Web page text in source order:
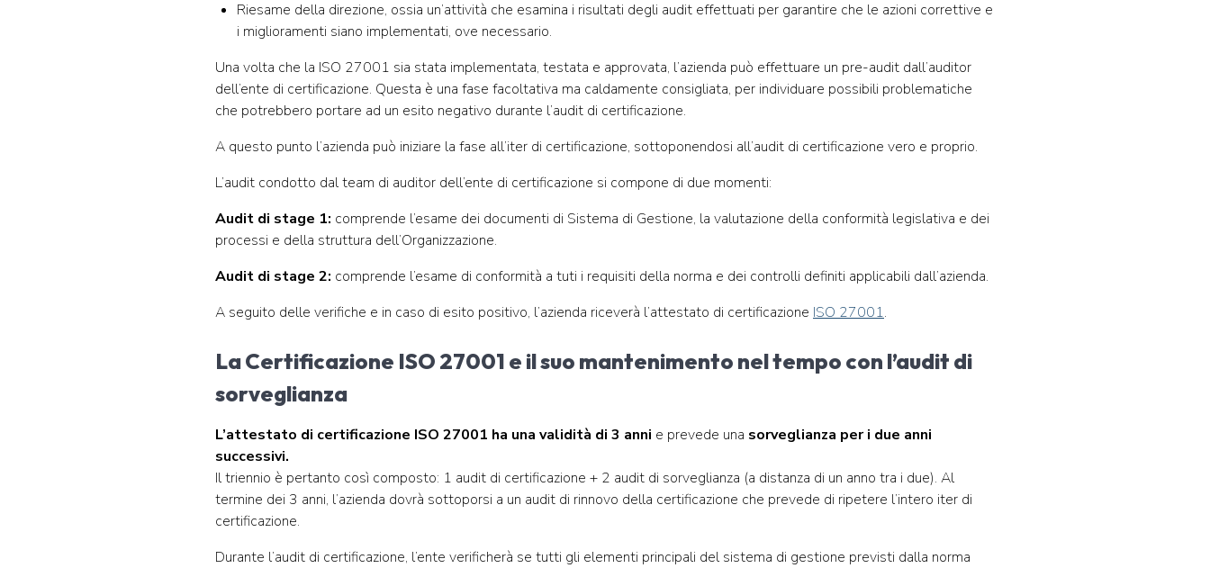
Riesame della direzione, ossia un’attività che esamina i risultati degli audit effettuati per garantire che le azioni correttive e
i miglioramenti siano implementati, ove necessario.
Una volta che la ISO 27001 sia stata implementata, testata e approvata, l’azienda può effettuare un pre-audit dall’auditor
dell’ente di certificazione. Questa è una fase facoltativa ma caldamente consigliata, per individuare possibili problematiche
che potrebbero portare ad un esito negativo durante l’audit di certificazione.
A questo punto l’azienda può iniziare la fase all’iter di certificazione, sottoponendosi all’audit di certificazione vero e proprio.
L’audit condotto dal team di auditor dell’ente di certificazione si compone di due momenti:
Audit di stage 1: comprende l’esame dei documenti di Sistema di Gestione, la valutazione della conformità legislativa e dei
processi e della struttura dell’Organizzazione.
Audit di stage 2: comprende l’esame di conformità a tuti i requisiti della norma e dei controlli definiti applicabili dall’azienda.
A seguito delle verifiche e in caso di esito positivo, l’azienda riceverà l’attestato di certificazione ISO 27001.
La Certificazione ISO 27001 e il suo mantenimento nel tempo con l’audit di
sorveglianza
L’attestato di certificazione ISO 27001 ha una validità di 3 anni e prevede una sorveglianza per i due anni
successivi.
Il triennio è pertanto così composto: 1 audit di certificazione + 2 audit di sorveglianza (a distanza di un anno tra i due). Al
termine dei 3 anni, l’azienda dovrà sottoporsi a un audit di rinnovo della certificazione che prevede di ripetere l’intero iter di
certificazione.
Durante l’audit di certificazione, l’ente verificherà se tutti gli elementi principali del sistema di gestione previsti dalla norma